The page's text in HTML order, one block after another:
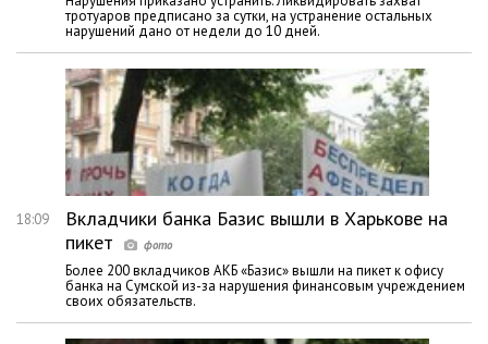
тротуаров предписано за сутки, на устранение остальных
нарушений дано от недели до 10 дней.
18:09
Вкладчики банка Базис вышли в Харькове на
пикет
Более 200 вкладчиков АКБ «Базис» вышли на пикет к офису
банка на Сумской из-за нарушения финансовым учреждением
своих обязательств.